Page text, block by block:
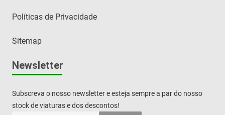
Políticas de Privacidade
Sitemap
Newsletter
Subscreva o nosso newsletter e esteja sempre a par do nosso
stock de viaturas e dos descontos!